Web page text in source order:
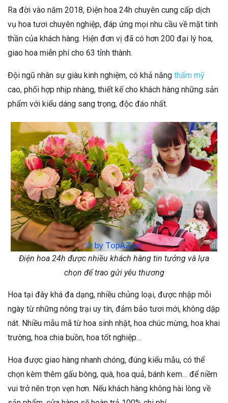
Ra đời vào năm 2018, Điện hoa 24h chuyên cung cấp dịch
vụ hoa tươi chuyên nghiệp, đáp ứng mọi nhu cầu về mặt tinh
thần của khách hàng. Hiện đơn vị đã có hơn 200 đại lý hoa,
giao hoa miễn phí cho 63 tỉnh thành.
Đội ngũ nhân sự giàu kinh nghiệm, có khả năng thẩm mỹ
cao, phối hợp nhịp nhàng, thiết kế cho khách hàng những sản
phẩm với kiểu dáng sang trọng, độc đáo nhất.
Điện hoa 24h được nhiều khách hàng tin tưởng và lựa
chọn để trao gửi yêu thương
Hoa tại đây khá đa dạng, nhiều chủng loại, được nhập mỗi
ngày từ những nông trại uy tín, đảm bảo tươi mới, không dập
nát. Nhiều mẫu mã từ hoa sinh nhật, hoa chúc mừng, hoa khai
trường, hoa chia buồn, hoa tốt nghiệp…
Hoa được giao hàng nhanh chóng, đúng kiểu mẫu, có thể
chọn kèm thêm gấu bông, quà, hoa quả, bánh kem… để niềm
vui trở nên trọn vẹn hơn. Nếu khách hàng không hài lòng về